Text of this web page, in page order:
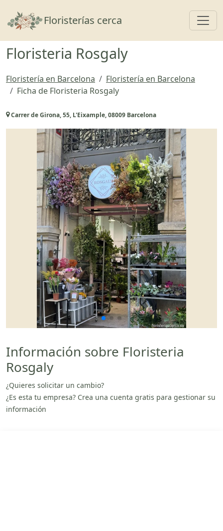
Floristerías cerca
Floristeria Rosgaly
Floristería en Barcelona
Floristería en Barcelona
Ficha de Floristeria Rosgaly
Carrer de Girona, 55, L'Eixample, 08009 Barcelona
Información sobre Floristeria
Rosgaly
¿Quieres solicitar un cambio?
¿Es esta tu empresa? Crea una cuenta gratis para gestionar su
información